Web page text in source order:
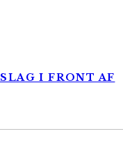
I FRONT AF